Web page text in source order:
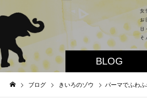
BLOG
ブログ きいろのゾウ パーマでふわ